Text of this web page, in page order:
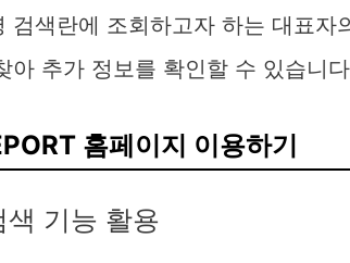
검색란에 조회하고자 하는 대표
아 추가 정보를 확인할 수 있습니
홈페이지 이용하기
색 기능 활용